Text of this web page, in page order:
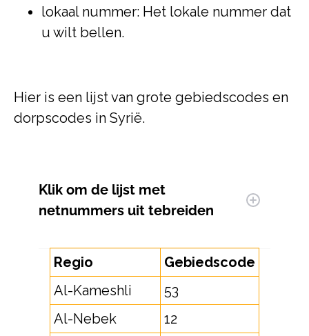
lokaal nummer: Het lokale nummer dat
u wilt bellen.
Hier is een lijst van grote gebiedscodes en
dorpscodes in Syrië.
Klik om de lijst met
netnummers uit tebreiden
Regio
Gebiedscode
Al-Kameshli
53
Al-Nebek
12